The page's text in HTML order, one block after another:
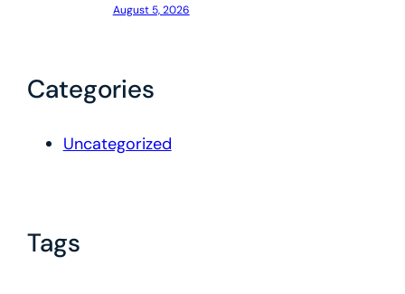
August 5, 2026
Categories
Uncategorized
Tags